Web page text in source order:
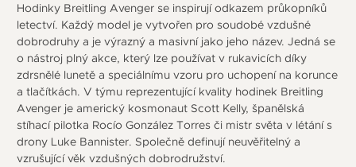
Hodinky Breitling Avenger se inspirují odkazem průkopníků
letectví. Každý model je vytvořen pro soudobé vzdušné
dobrodruhy a je výrazný a masivní jako jeho název. Jedná se
o nástroj plný akce, který lze používat v rukavicích díky
zdrsnělé lunetě a speciálnímu vzoru pro uchopení na korunce
a tlačítkách. V týmu reprezentující kvality hodinek Breitling
Avenger je americký kosmonaut Scott Kelly, španělská
stíhací pilotka Rocío González Torres či mistr světa v létání s
drony Luke Bannister. Společně definují neuvěřitelný a
vzrušující věk vzdušných dobrodružství.